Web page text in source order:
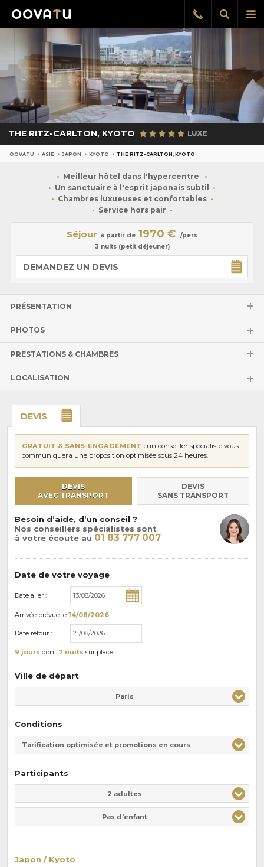
le
Afficher
la
Rappel
gratuit
THE RITZ-CARLTON, KYOTO
OOVATU ASIE JAPON KYOTO THE RITZ-CARLTON, KYOTO
Meilleur hôtel dans l'hypercentre
Un sanctuaire à l'esprit japonais subtil
Chambres luxueuses et confortables
Service hors pair
Séjour à partir de 1970 €
/pers
3 nuits (petit déjeuner)
DEMANDEZ UN DEVIS
PRÉSENTATION
PHOTOS
PRESTATIONS & CHAMBRES
LOCALISATION
DEVIS
GRATUIT & SANS-ENGAGEMENT : un conseiller spécialiste vous
communiquera une proposition optimisée sous 24 heures.
DEVIS
AVEC TRANSPORT
DEVIS
SANS TRANSPORT
Besoin d’aide, d’un conseil ?
Nos conseillers spécialistes sont
à votre écoute au 01 83 777 007
Date de votre voyage
Date aller :
Arrivée prévue le 14/08/2026
Date retour :
9 jours dont 7 nuits sur place
Ville de départ
Paris
Conditions
Tarification optimisée et promotions en cours
Participants
2 adultes
Pas d'enfant
Japon / Kyoto